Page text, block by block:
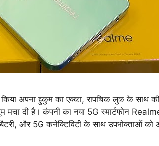
अपना हुकुम का एक्का, रापचिक लुक के साथ
मचा दी है। कंपनी का नया 5G स्मार्टफोन
और 5G कनेक्टिविटी के साथ उपभोक्ताओं को